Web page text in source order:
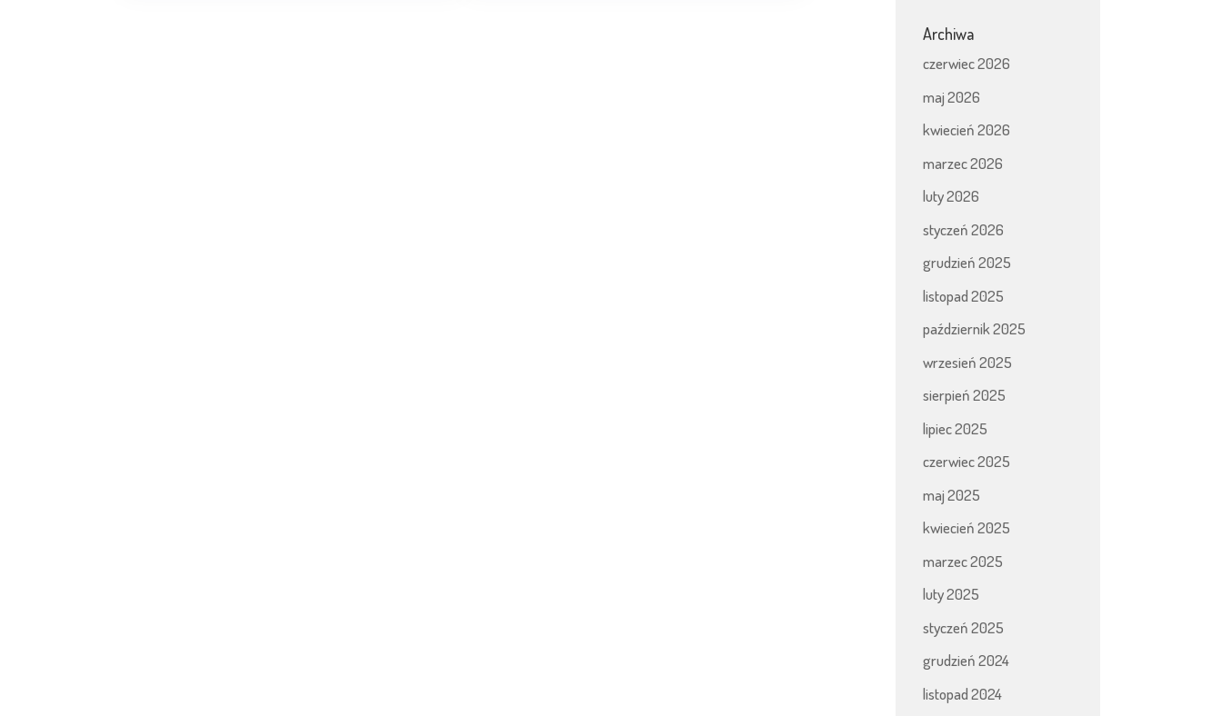
Archiwa
czerwiec 2026
maj 2026
kwiecień 2026
marzec 2026
luty 2026
styczeń 2026
grudzień 2025
listopad 2025
październik 2025
wrzesień 2025
sierpień 2025
lipiec 2025
czerwiec 2025
maj 2025
kwiecień 2025
marzec 2025
luty 2025
styczeń 2025
grudzień 2024
listopad 2024